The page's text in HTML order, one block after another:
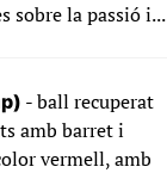
sobre la passió i...
- ball recuperat
amb barret i
vermell, amb